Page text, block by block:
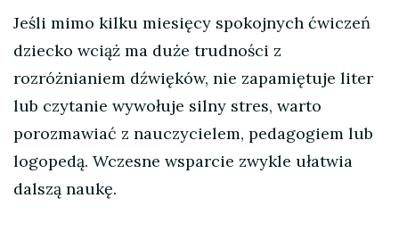
Jeśli mimo kilku miesięcy spokojnych ćwiczeń
dziecko wciąż ma duże trudności z
rozróżnianiem dźwięków, nie zapamiętuje liter
lub czytanie wywołuje silny stres, warto
porozmawiać z nauczycielem, pedagogiem lub
logopedą. Wczesne wsparcie zwykle ułatwia
dalszą naukę.